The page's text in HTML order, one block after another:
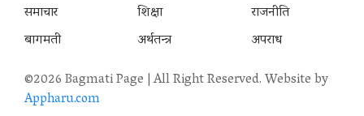
समाचार
बागमती
शिक्षा
अर्थतन्त्र
राजनीति
अपराध
©2026 Bagmati Page | All Right Reserved. Website by
Appharu.com